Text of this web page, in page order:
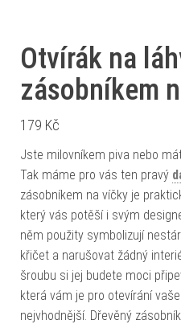
Otvírák na
zásobníkem
179 Kč
Jste milovníkem piva nebo
Tak máme pro vás ten pravý
zásobníkem na víčky je
který vás potěší i svým
něm použity symbolizují
křičet a narušovat žádný
šroubu si jej budete moci
která vám je pro otevírání
nejvhodnější. Dřevěný